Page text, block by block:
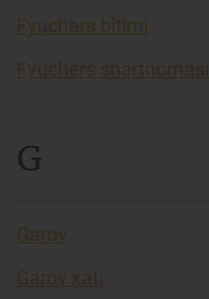
Fyuchers bitimi
Fyuchers shartnomasi
G
Garov
Garov xati